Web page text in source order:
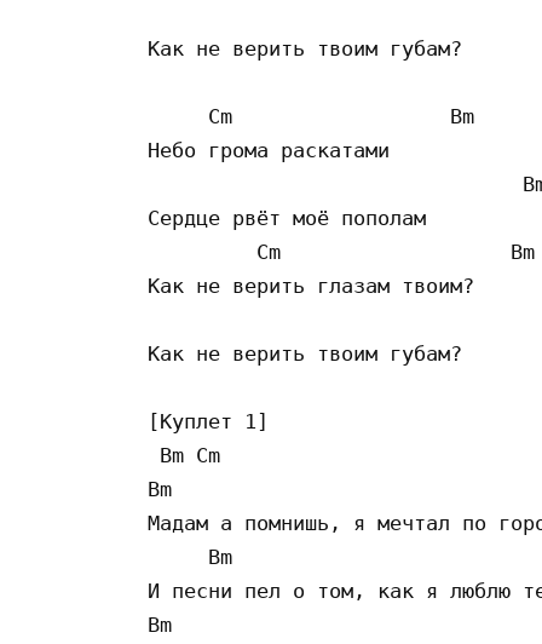
Как не верить твоим губам?
     Cm                  Bm
Небо грома раскатами
Сердце рвёт моё пополам
         Cm                   Bm
Как не верить глазам твоим?
Как не верить твоим губам?
[Куплет 1]
Bm Cm
Bm
Мадам а помнишь, я мечтал по
Bm
И песни пел о том, как я люблю
Bm